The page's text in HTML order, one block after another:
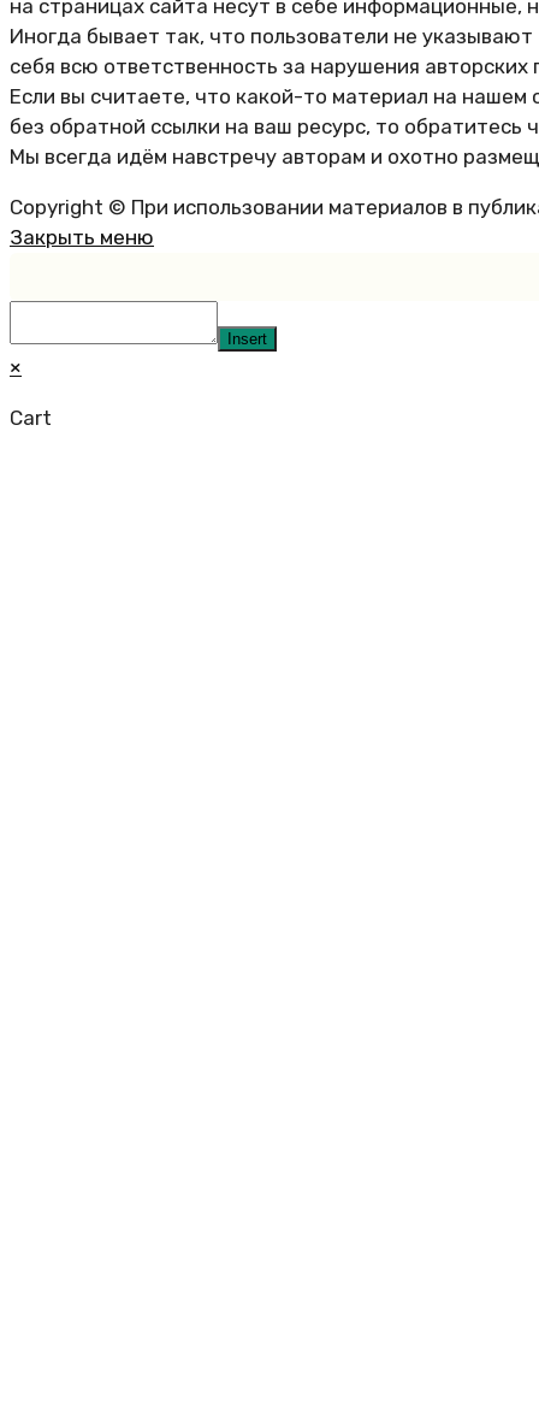
на страницах сайта несут в себе информационные,
Иногда бывает так, что пользователи не
себя всю ответственность за нарушения авторских
Если вы считаете, что какой-то материал на
без обратной ссылки на ваш ресурс, то обратитесь
Мы всегда идём навстречу авторам и охотно
Copyright © При использовании материалов в
Закрыть меню
Insert
×
Cart